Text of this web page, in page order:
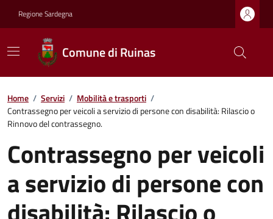
Regione Sardegna
Comune di Ruinas
Home / Servizi / Mobilità e trasporti /
Contrassegno per veicoli a servizio di persone con disabilità: Rilascio o
Rinnovo del contrassegno.
Contrassegno per veicoli
a servizio di persone con